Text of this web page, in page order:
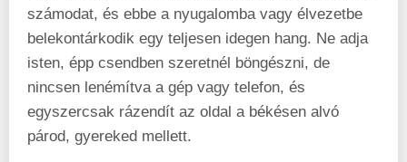
számodat, és ebbe a nyugalomba vagy élvezetbe
belekontárkodik egy teljesen idegen hang. Ne adja
isten, épp csendben szeretnél böngészni, de
nincsen lenémítva a gép vagy telefon, és
egyszercsak rázendít az oldal a békésen alvó
párod, gyereked mellett.